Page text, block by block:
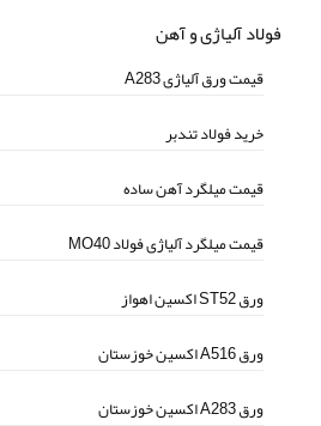
فولاد آلیاژی و آهن
قیمت ورق آلیاژی A283
خرید فولاد تندبر
قیمت میلگرد آهن ساده
قیمت میلگرد آلیاژی فولاد MO40
ورق ST52 اکسین اهواز
ورق A516 اکسین خوزستان
ورق A283 اکسین خوزستان